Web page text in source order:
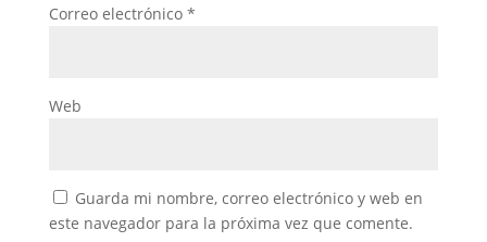
Correo electrónico *
Web
Guarda mi nombre, correo electrónico y web en
este navegador para la próxima vez que comente.